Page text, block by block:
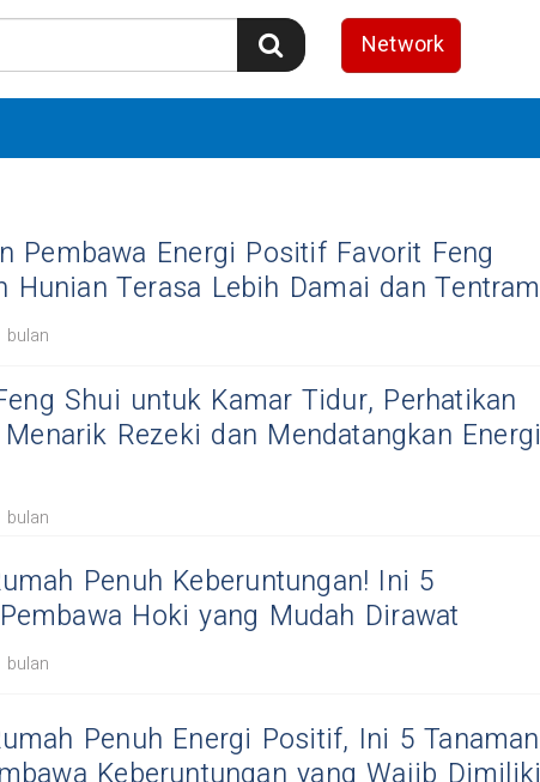
Network
Pembawa Energi Positif Favorit Feng
Hunian Terasa Lebih Damai dan Tentram
bulan
Shui untuk Kamar Tidur, Perhatikan
Rezeki dan Mendatangkan Energi
bulan
Penuh Keberuntungan! Ini 5
Hoki yang Mudah Dirawat
bulan
Penuh Energi Positif, Ini 5 Tanaman